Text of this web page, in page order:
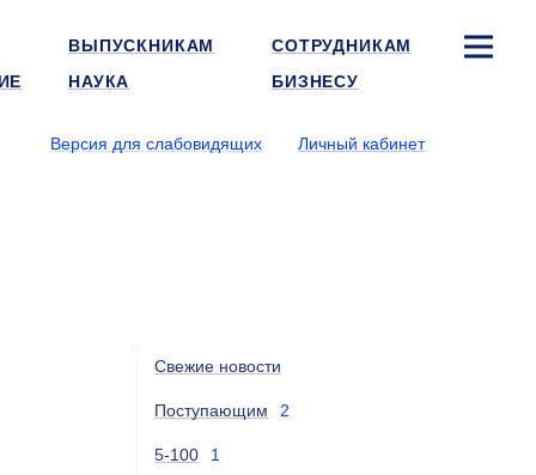
ВЫПУСКНИКАМ
СОТРУДНИКАМ
НАУКА БИЗНЕСУ
Версия для слабовидящих Личный кабинет
Свежие новости
Поступающим 2
5-100 1